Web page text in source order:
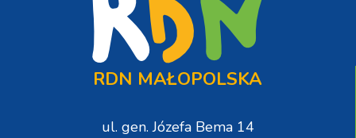
RDN MAŁOPOLSKA
ul. gen. Józefa Bema 14